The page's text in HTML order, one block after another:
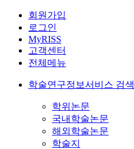
회원가입
로그인
MyRISS
고객센터
전체메뉴
학술연구정보서비스 검색
학위논문
국내학술논문
해외학술논문
학술지